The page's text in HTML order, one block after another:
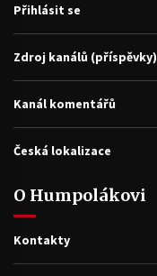
Přihlásit se
Zdroj kanálů (příspěvky)
Kanál komentářů
Česká lokalizace
O Humpolákovi
Kontakty